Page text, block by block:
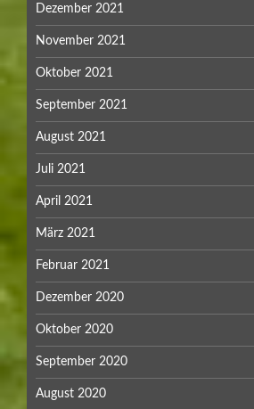
Dezember 2021
November 2021
Oktober 2021
September 2021
August 2021
Juli 2021
April 2021
März 2021
Februar 2021
Dezember 2020
Oktober 2020
September 2020
August 2020